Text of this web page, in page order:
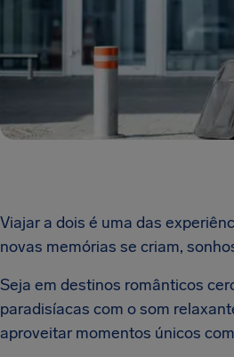
Viajar a dois é uma das
novas memórias se criam,
Seja em destinos românticos
paradisíacas com o som
aproveitar momentos únicos